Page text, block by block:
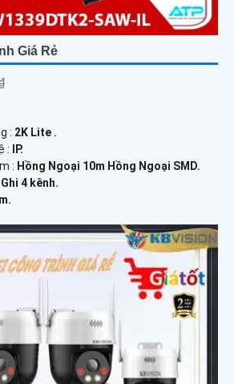
Giá Rẻ
: 2K Lite .
:
IP.
: Hồng Ngoại 10m Hồng Ngoại SMD.
4 kênh.